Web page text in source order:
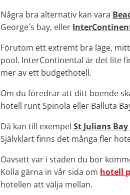
Några bra alternativ kan vara
George´s bay, eller
Förutom ett extremt bra läge,
pool. InterContinental är det lite
mer av ett budgethotell.
Om du föredrar att ditt boende
hotell runt Spinola eller Balluta
Då kan till exempelSt Julians
Självklart finns det många fler
Oavsett var i staden du bor
Kolla gärna in vår sida om hotell
hotellen att välja mellan.